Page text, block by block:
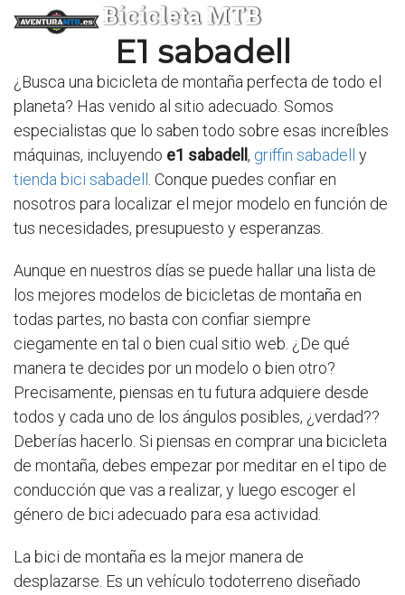
Bicicleta MTB
E1 sabadell
¿Busca una bicicleta de montaña perfecta de todo el
planeta? Has venido al sitio adecuado. Somos
especialistas que lo saben todo sobre esas increíbles
máquinas, incluyendo e1 sabadell , griffin sabadell
y
tienda bici sabadell
. Conque puedes confiar en
nosotros para localizar el mejor modelo en función de
tus necesidades, presupuesto y esperanzas.
Aunque en nuestros días se puede hallar una lista de
los mejores modelos de bicicletas de montaña en
todas partes, no basta con confiar siempre
ciegamente en tal o bien cual sitio web. ¿De qué
manera te decides por un modelo o bien otro?
Precisamente, piensas en tu futura adquiere desde
todos y cada uno de los ángulos posibles, ¿verdad??
Deberías hacerlo. Si piensas en comprar una bicicleta
de montaña, debes empezar por meditar en el tipo de
conducción que vas a realizar, y luego escoger el
género de bici adecuado para esa actividad.
La bici de montaña es la mejor manera de
desplazarse. Es un vehículo todoterreno diseñado